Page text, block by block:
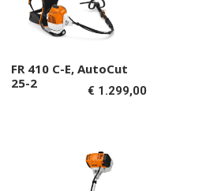
Toevoegen aan
winkelwagen
FR 410 C-E, AutoCut
25-2
€ 1.299,00